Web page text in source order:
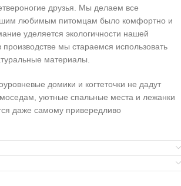
друзья. Мы делаем все
любимым питомцам было комфортно и
уделяется экологичности нашей
производстве мы стараемся использовать
материалы.
домики и когтеточки не дадут
уютные спальные места и лежанки
даже самому привередливо